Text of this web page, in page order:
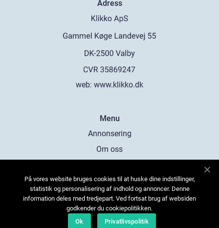
Adress
web: www.klikko.dk
Menu
Annonsering
Om oss
Kontakta oss
Sitemap
På vores website bruges cookies til at huske dine indstillinger,
statistik og personalisering af indhold og annoncer. Denne
information deles med tredjepart. Ved fortsat brug af websiden
godkender du cookiepolitikken.
Ok
Privatlivspolitik